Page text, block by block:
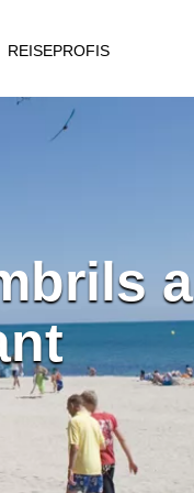
REISEPROFIS
a